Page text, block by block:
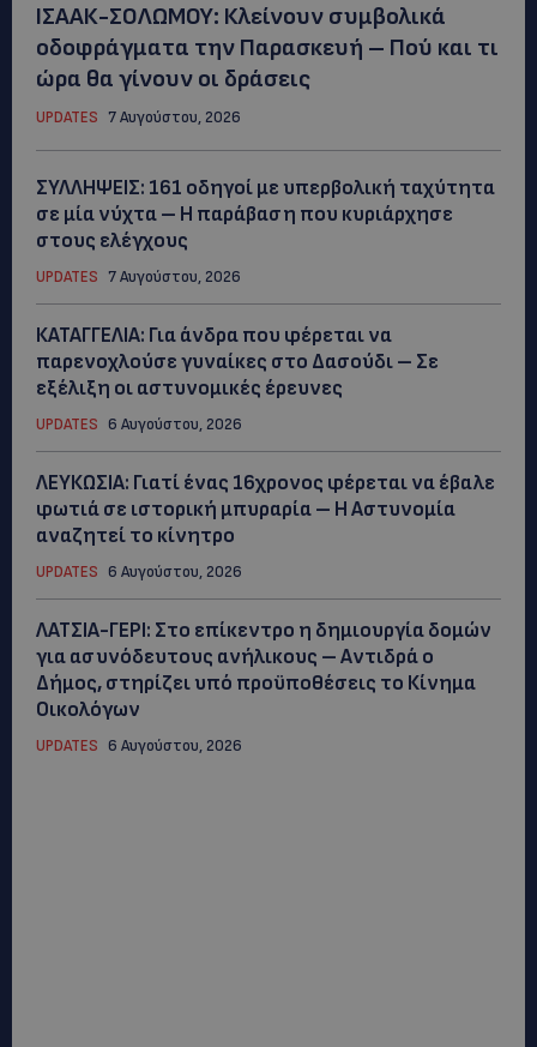
ΙΣΑΑΚ-ΣΟΛΩΜΟΥ: Κλείνουν συμβολικά
οδοφράγματα την Παρασκευή – Πού και τι
ώρα θα γίνουν οι δράσεις
UPDATES 7 Αυγούστου, 2026
ΣΥΛΛΗΨΕΙΣ: 161 οδηγοί με υπερβολική ταχύτητα
σε μία νύχτα – Η παράβαση που κυριάρχησε
στους ελέγχους
UPDATES 7 Αυγούστου, 2026
ΚΑΤΑΓΓΕΛΙΑ: Για άνδρα που φέρεται να
παρενοχλούσε γυναίκες στο Δασούδι – Σε
εξέλιξη οι αστυνομικές έρευνες
UPDATES 6 Αυγούστου, 2026
ΛΕΥΚΩΣΙΑ: Γιατί ένας 16χρονος φέρεται να έβαλε
φωτιά σε ιστορική μπυραρία – Η Αστυνομία
αναζητεί το κίνητρο
UPDATES 6 Αυγούστου, 2026
ΛΑΤΣΙΑ-ΓΕΡΙ: Στο επίκεντρο η δημιουργία δομών
για ασυνόδευτους ανήλικους – Αντιδρά ο
Δήμος, στηρίζει υπό προϋποθέσεις το Κίνημα
Οικολόγων
UPDATES 6 Αυγούστου, 2026